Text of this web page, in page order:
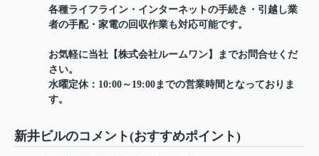
各種ライフライン・インターネットの手続き・引越し業
者の手配・家電の回収作業も対応可能です。
お気軽に当社【株式会社ルームワン】までお問合せくだ
さい。
水曜定休：10:00～19:00までの営業時間となっておりま
す。
新井ビルのコメント(おすすめポイント)